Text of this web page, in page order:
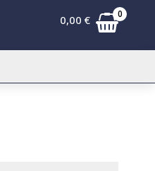
0,00 € 0